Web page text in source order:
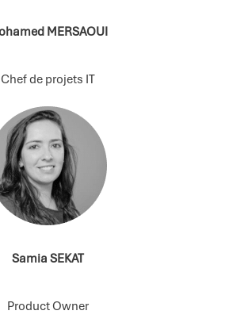
MERSAOUI
Chef de projets IT
Samia SEKAT
Product Owner